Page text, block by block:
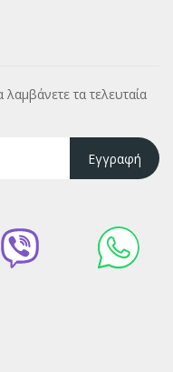
τα τελευταία
Εγγραφή